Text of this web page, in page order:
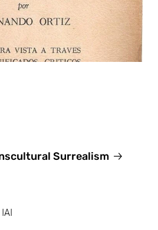
Surrealism